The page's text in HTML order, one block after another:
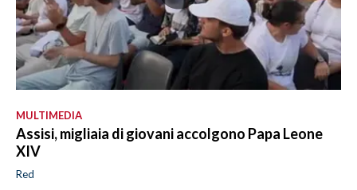
MULTIMEDIA
Assisi, migliaia di giovani accolgono Papa Leone
XIV
Red